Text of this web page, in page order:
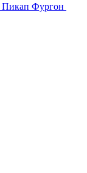
Пикап Фургон